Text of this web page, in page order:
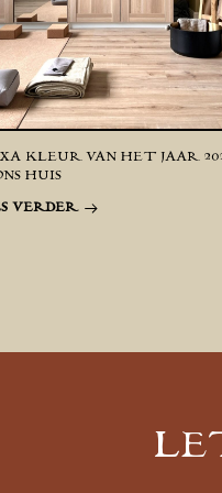
KLEUR VAN HET JAAR
HUIS
VERDER